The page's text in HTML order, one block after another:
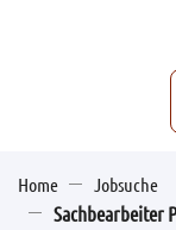
Home Jobsuche
Sachbearbeiter